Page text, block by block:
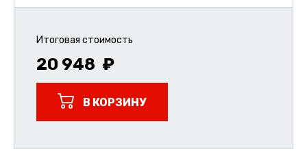
Итоговая стоимость
20 948
В КОРЗИНУ